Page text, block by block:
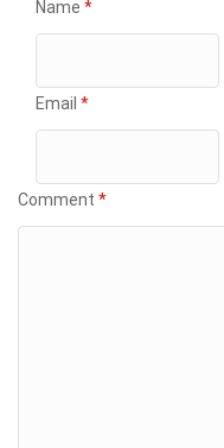
Name *
Email *
Comment *